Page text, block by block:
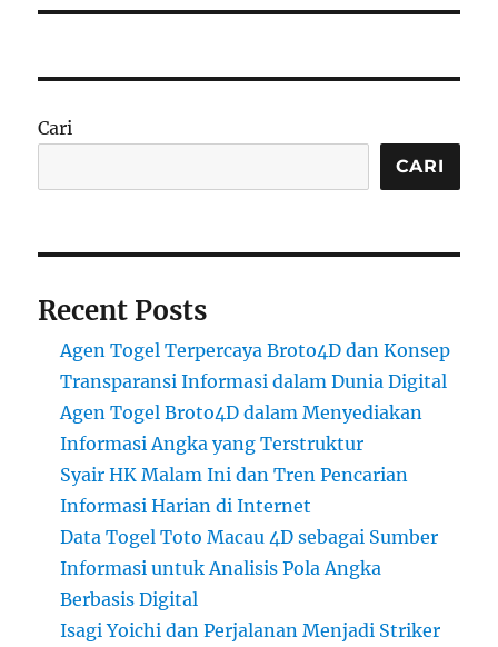
Cari
CARI
Recent Posts
Agen Togel Terpercaya Broto4D dan Konsep
Transparansi Informasi dalam Dunia Digital
Agen Togel Broto4D dalam Menyediakan
Informasi Angka yang Terstruktur
Syair HK Malam Ini dan Tren Pencarian
Informasi Harian di Internet
Data Togel Toto Macau 4D sebagai Sumber
Informasi untuk Analisis Pola Angka
Berbasis Digital
Isagi Yoichi dan Perjalanan Menjadi Striker